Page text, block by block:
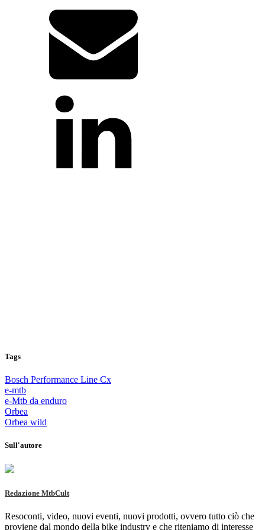
Tags
Bosch Performance Line Cx
e-mtb
e-Mtb da enduro
Orbea
Orbea wild
Sull'autore
Redazione MtbCult
Resoconti, video, nuovi eventi, nuovi prodotti, ovvero tutto ciò che
proviene dal mondo della bike industry e che riteniamo di interesse